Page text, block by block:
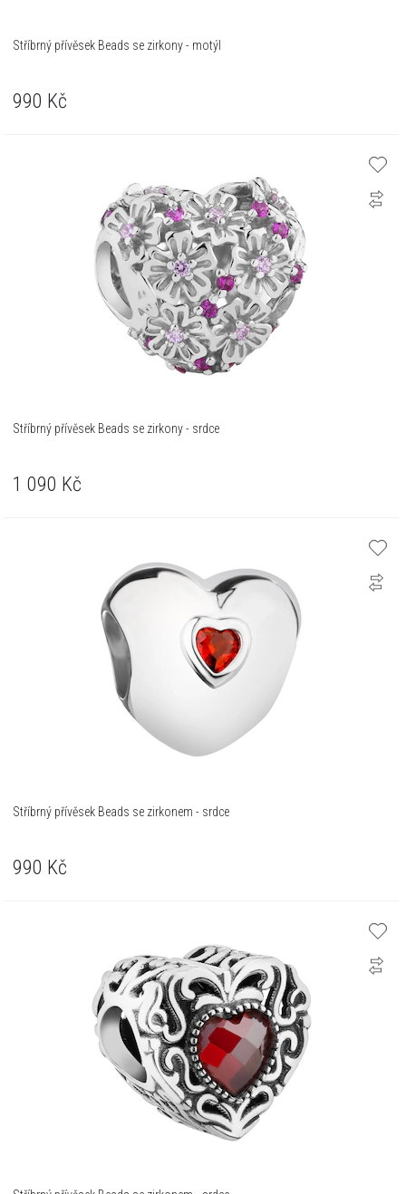
Stříbrný přívěsek Beads se zirkony - motýl
990 Kč
Stříbrný přívěsek Beads se zirkony - srdce
1 090 Kč
Stříbrný přívěsek Beads se zirkonem - srdce
990 Kč